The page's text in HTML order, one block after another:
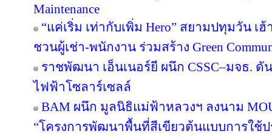
Maintenance
“แค่เริ่ม เท่ากับเพิ่ม Hero” สยามปทุมวัน เฮ้
ชวนผู้เช่า-พนักงาน ร่วมสร้าง Green
ราชพัฒนา เอ็นเนอร์ยี ผนึก CSSC–มจธ. ดั
ไฟฟ้าโซลาร์เซลล์
BAM ผนึก มูลนิธิแม่ฟ้าหลวงฯ ลงนาม
“โครงการพัฒนาพื้นที่สีเขียวต้นแบบการใช้